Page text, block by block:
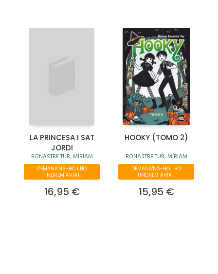
LA PRINCESA I SAT
JORDI
BONASTRE TUR, MÍRIAM
DEMANA'NS-HO I HO
TINDREM AVIAT.
16,95 €
HOOKY (TOMO 2)
BONASTRE TUR, MÍRIAM
DEMANA'NS-HO I HO
TINDREM AVIAT.
15,95 €